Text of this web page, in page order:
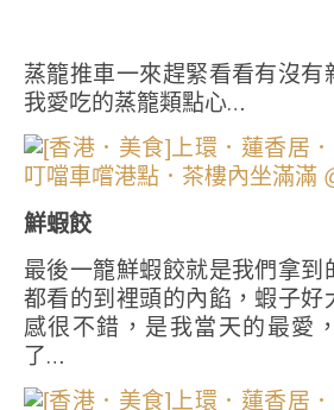
蒸籠推車一來趕緊看看有沒有
我愛吃的蒸籠類點心…
鮮蝦餃
最後一籠鮮蝦餃就是我們拿到
都看的到裡頭的內餡，蝦子好
感很不錯，是我當天的最愛
了…